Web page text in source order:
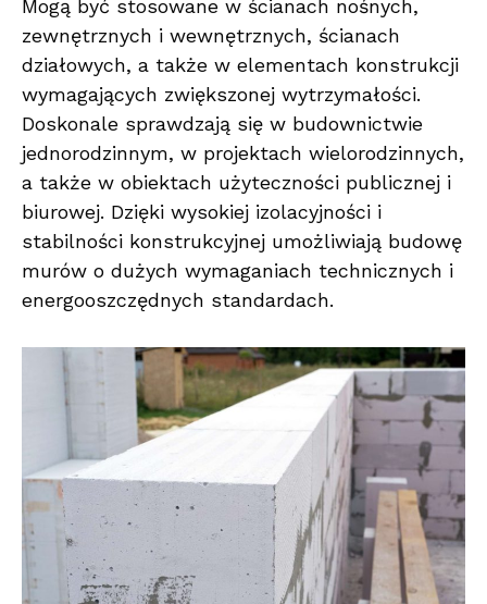
Mogą być stosowane w ścianach nośnych,
zewnętrznych i wewnętrznych, ścianach
działowych, a także w elementach konstrukcji
wymagających zwiększonej wytrzymałości.
Doskonale sprawdzają się w budownictwie
jednorodzinnym, w projektach wielorodzinnych,
a także w obiektach użyteczności publicznej i
biurowej. Dzięki wysokiej izolacyjności i
stabilności konstrukcyjnej umożliwiają budowę
murów o dużych wymaganiach technicznych i
energooszczędnych standardach.